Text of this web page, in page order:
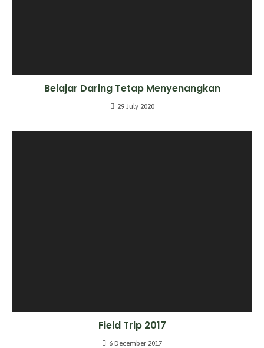
Belajar Daring Tetap Menyenangkan
29 July 2020
Field Trip 2017
6 December 2017